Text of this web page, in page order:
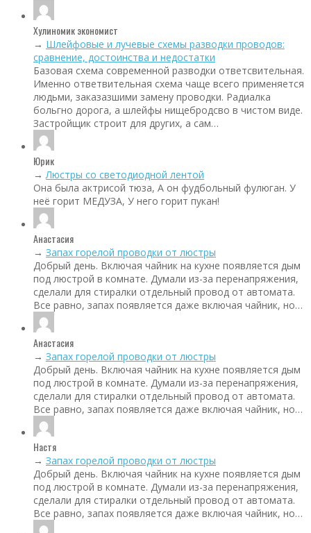
Хулиномик экономист
→ Шлейфовые и лучевые схемы разводки проводов:
сравнение, достоинства и недостатки
Базовая схема современной разводки ответсвительная.
Именно ответвительная схема чаще всего применяется
людьми, заказазшими замену проводки. Радиалка
больгно дорога, а шлейфы нищебродсво в чистом виде.
Застройщик строит для других, а сам…
Юрик
→ Люстры со светодиодной лентой
Она была актрисой тюза, А он фудбольный фулюган. У
неё горит МЕДУЗА, У него горит пукан!
Анастасия
→ Запах горелой проводки от люстры
Добрый день. Включая чайник на кухне появляется дым
под люстрой в комнате. Думали из-за перенапряжения,
сделали для стиралки отдельный провод от автомата.
Все равно, запах появляется даже включая чайник, но…
Анастасия
→ Запах горелой проводки от люстры
Добрый день. Включая чайник на кухне появляется дым
под люстрой в комнате. Думали из-за перенапряжения,
сделали для стиралки отдельный провод от автомата.
Все равно, запах появляется даже включая чайник, но…
Настя
→ Запах горелой проводки от люстры
Добрый день. Включая чайник на кухне появляется дым
под люстрой в комнате. Думали из-за перенапряжения,
сделали для стиралки отдельный провод от автомата.
Все равно, запах появляется даже включая чайник, но…